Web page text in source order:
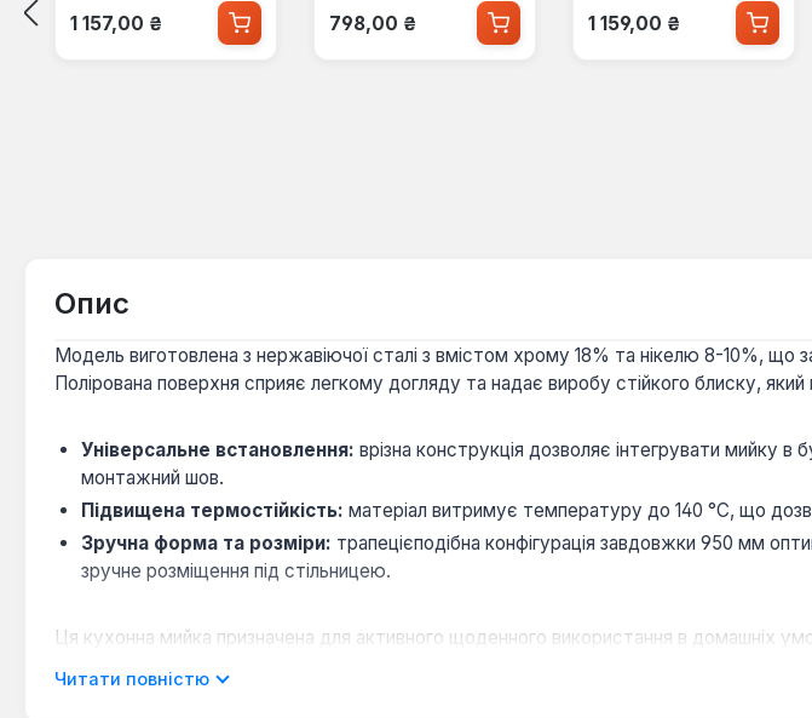
Звичайна ціна:
1 157,00 ₴ Звичайна ціна:
798,00 ₴ Звичайна ціна:
1 159,00 ₴
Опис
Модель виготовлена з нержавіючої сталі з вмістом хрому 18% та нікелю 8-10%, що
Полірована поверхня сприяє легкому догляду та надає виробу стійкого блиску, який
Універсальне встановлення: врізна конструкція дозволяє інтегрувати мийку
монтажний шов.
Підвищена термостійкість: матеріал витримує температуру до 140 °C, що
Зручна форма та розміри: трапецієподібна конфігурація завдовжки 950 мм
зручне розміщення під стільницею.
Ця кухонна мийка призначена для активного щоденного використання в домашніх
Читати повністю